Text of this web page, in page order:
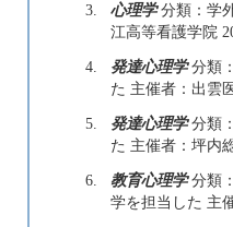
3.
心理学分類：学
江高等看護学院
4.
発達心理学分類
た 主催者：出雲
5.
発達心理学分類
た 主催者：坪内
6.
教育心理学分類
学を担当した 主